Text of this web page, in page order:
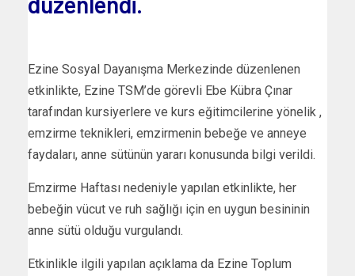
Ezine Sosyal Dayanışma Merkezinde düzenlenen
etkinlikte, Ezine TSM’de görevli Ebe Kübra Çınar
tarafından kursiyerlere ve kurs eğitimcilerine yönelik ,
emzirme teknikleri, emzirmenin bebeğe ve anneye
faydaları, anne sütünün yararı konusunda bilgi verildi.
Emzirme Haftası nedeniyle yapılan etkinlikte, her
bebeğin vücut ve ruh sağlığı için en uygun besininin
anne sütü olduğu vurgulandı.
Etkinlikle ilgili yapılan açıklama da Ezine Toplum